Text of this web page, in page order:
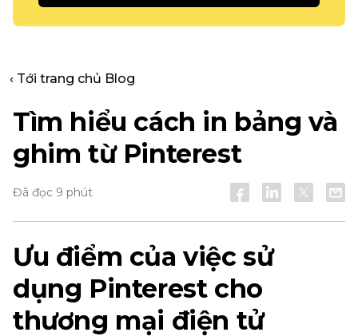
‹ Tới trang chủ Blog
Tìm hiểu cách in bảng và
ghim từ Pinterest
Đã đọc 9 phút
Ưu điểm của việc sử
dụng Pinterest cho
thương mại điện tử